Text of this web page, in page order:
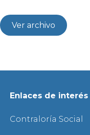
Ver archivo
Enlaces de interés
Contraloría Social